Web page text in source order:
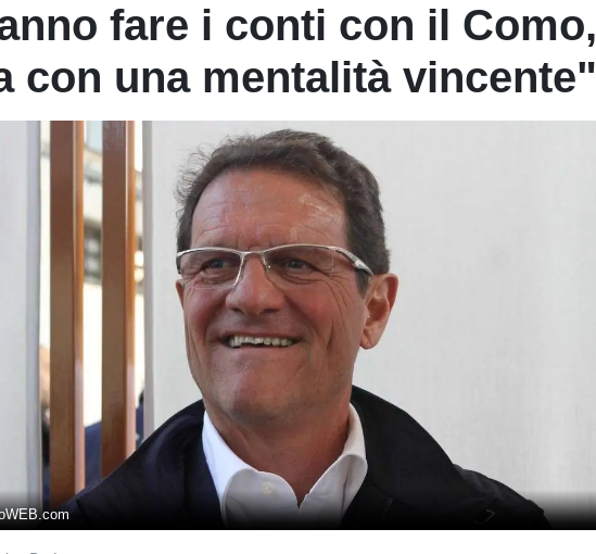
fare i conti con il Como,
con una mentalità vincente"